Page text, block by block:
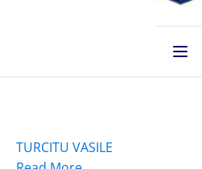
TURCITU VASILE